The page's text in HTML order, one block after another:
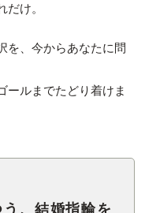
だけ。
を、今からあなたに問
ールまでたどり着けま
、結婚指輪を